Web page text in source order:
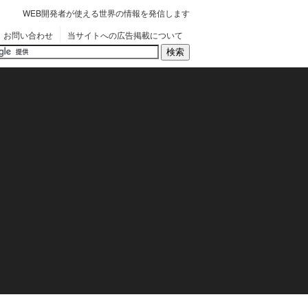
WEB開発者が使える世界の情報を発信します
お問い合わせ 当サイトへの広告掲載について